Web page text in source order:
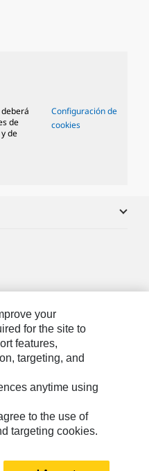
de
de
Configuración de
cookies
todos los derechos
your
for the site to
features,
targeting, and
anytime using
to the use of
targeting cookies.